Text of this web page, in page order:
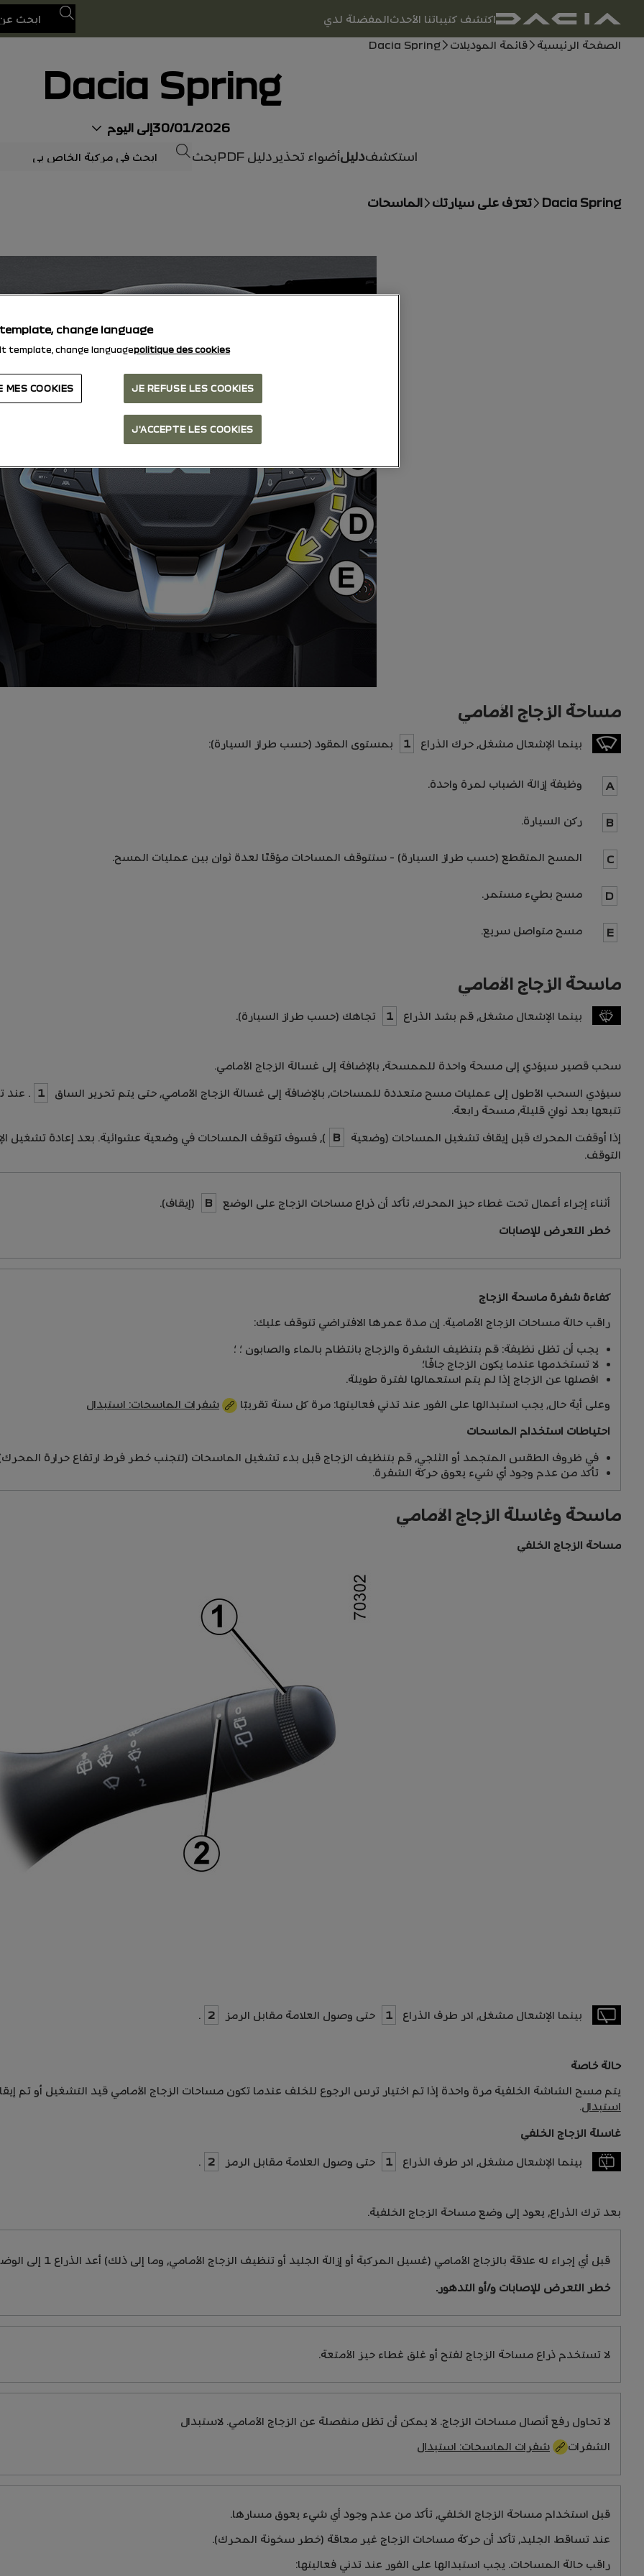
دليل المستخدم التنقل الرئيسي
اكتشف كتيباتنا الأحدثالمفضلة لدي
بحث
مسار التنقل
الصفحة الرئيسية قائمة الموديلات Dacia Spring
Dacia Spring
30/01/2026إلى اليوم
استكشفدليلأضواء تحذير دليل PDF بحث
بحث
Dacia Spring تعرّف على سيارتك الماسحات
مساحة الزجاج الأمامي
بينما الإشعال مشغل، حرك الذراع 1 بمستوى المقود (حسب طراز السيارة):
A وظيفة إزالة الضباب لمرة واحدة.
B ركن السيارة.
C المسح المتقطع (حسب طراز السيارة) - ستتوقف المساحات مؤقتًا لعدة ثوان بين عمليات المسح.
D مسح بطيء مستمر.
E مسح متواصل سريع.
ماسحة الزجاج الأمامي
بينما الإشعال مشغل، قم بشد الذراع 1 تجاهك (حسب طراز السيارة).
سحب قصير سيؤدي إلى مسحة واحدة للممسحة، بالإضافة إلى غسالة الزجاج الأمامي.
سيؤدي السحب الأطول إلى عمليات مسح متعددة للمساحات، بالإضافة إلى غسالة الزجاج الأمامي، حتى يتم تحرير الساق 1
. عند
تتبعها بعد ثوانٍ قليلة، مسحة رابعة.
إذا أوقفت المحرك قبل إيقاف تشغيل المساحات (وضعية B
)، فسوف تتوقف المساحات في وضعية عشوائية. بعد إعادة تشغيل
التوقف.
أثناء إجراء أعمال تحت غطاء حيز المحرك، تأكد أن ذراع مساحات الزجاج على الوضع B (إيقاف).
خطر التعرض للإصابات
كفاءة شفرة ماسحة الزجاج
راقب حالة مساحات الزجاج الأمامية. إن مدة عمرها الافتراضي تتوقف عليك:
يجب أن تظل نظيفة: قم بتنظيف الشفرة والزجاج بانتظام بالماء والصابون ؛ ؛
لا تستخدمها عندما يكون الزجاج جافًا؛
افصلها عن الزجاج إذا لم يتم استعمالها لفترة طويلة.
وعلى أية حال، يجب استبدالها على الفور عند تدني فعاليتها: مرة كل سنة تقريبًا شفرات الماسحات: استبدال
احتياطات استخدام الماسحات
في ظروف الطقس المتجمد أو الثلجي، قم بتنظيف الزجاج قبل بدء تشغيل الماسحات (لتجنب خطر فرط ارتفاع حرارة
تأكد من عدم وجود أي شيء يعوق حركة الشفرة.
ماسحة وغاسلة الزجاج الأمامي
مساحة الزجاج الخلفي
بينما الإشعال مشغل، ادر طرف الذراع 1 حتى وصول العلامة مقابل الرمز 2
حالة خاصة
يتم مسح الشاشة الخلفية مرة واحدة إذا تم اختيار ترس الرجوع للخلف عندما تكون مساحات الزجاج الأمامي قيد التشغيل أو تم
استبدال
غاسلة الزجاج الخلفي
بينما الإشعال مشغل، ادر طرف الذراع 1 حتى وصول العلامة مقابل الرمز 2
بعد ترك الذراع، يعود إلى وضع مساحة الزجاج الخلفية.
قبل أي إجراء له علاقة بالزجاج الأمامي (غسيل المركبة أو إزالة الجليد أو تنظيف الزجاج الأمامي، وما إلى ذلك) أعد الذراع 1 إلى الوضع
خطر التعرض للإصابات و/أو التدهور.
لا تستخدم ذراع مساحة الزجاج لفتح أو غلق غطاء حيز الأمتعة.
لا تحاول رفع أنصال مساحات الزجاج. لا يمكن أن تظل منفصلة عن الزجاج الأمامي. لاستبدال
الشفرات شفرات الماسحات: استبدال
قبل استخدام مساحة الزجاج الخلفي، تأكد من عدم وجود أي شيء يعوق مسارها.
عند تساقط الجليد، تأكد أن حركة مساحات الزجاج غير معاقة (خطر سخونة المحرك).
راقب حالة المساحات. يجب استبدالها على الفور عند تدني فعاليتها:
change language
template, change languagepolitique des cookies.
JE REFUSE LES COOKIES
J'ACCEPTE LES COOKIES
MES COOKIES